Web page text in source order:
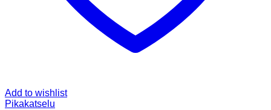
Add to wishlist
Pikakatselu